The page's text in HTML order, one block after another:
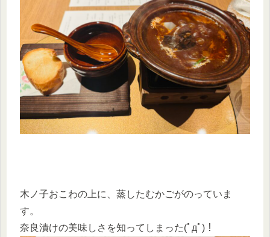
木ノ子おこわの上に、蒸したむかごがのっていま
す。
奈良漬けの美味しさを知ってしまった(ﾟдﾟ)！